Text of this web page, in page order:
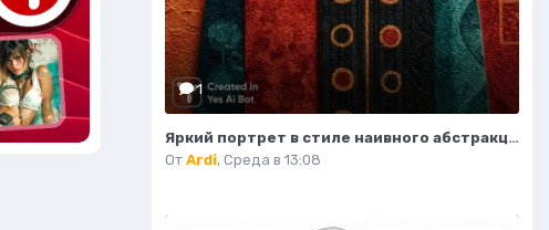
1
Яркий портрет в стиле наивного абстракционизма и африканского модернизма. Картинка из нейросети Midjourney
От Ardi, Среда в 13:08